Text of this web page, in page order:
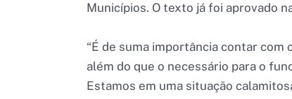
Municípios. O texto já foi aprovado
“É de suma importância contar com
além do que o necessário para o
Estamos em uma situação